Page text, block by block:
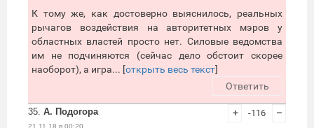
К тому же, как достоверно выяснилось, реальных
рычагов воздействия на авторитетных мэров у
областных властей просто нет. Силовые ведомства
им не подчиняются (сейчас дело обстоит скорее
наоборот), а игра... [открыть весь текст]
Ответить
35. А. Подогора + -116 –